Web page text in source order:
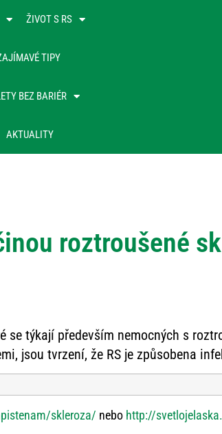
ŽIVOT S RS
TIPY
BEZ BARIÉR
AKTUALITY
roztroušené
se týkají především nemocných s
jsou tvrzení, že RS je způsobena
skleroza/ nebo http://